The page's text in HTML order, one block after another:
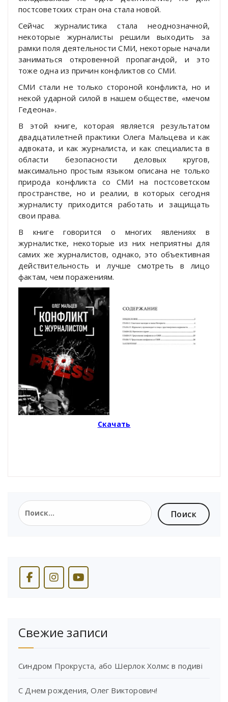
постсоветских стран она стала новой.
Сейчас журналистика стала неоднозначной,
некоторые журналисты решили выходить за
рамки поля деятельности СМИ, некоторые начали
заниматься откровенной пропагандой, и это
тоже одна из причин конфликтов со СМИ.
СМИ стали не только стороной конфликта, но и
некой ударной силой в нашем обществе, «мечом
Гедеона».
В этой книге, которая является результатом
двадцатилетней практики Олега Мальцева и как
адвоката, и как журналиста, и как специалиста в
области безопасности деловых кругов,
максимально простым языком описана не только
природа конфликта со СМИ на постсоветском
пространстве, но и реалии, в которых сегодня
журналисту приходится работать и защищать
свои права.
В книге говорится о многих явлениях в
журналистке, некоторые из них неприятны для
самих же журналистов, однако, это объективная
действительность и лучше смотреть в лицо
фактам, чем поражениям.
Скачать
Найти:
Свежие записи
Синдром Прокруста, або Шерлок Холмс в подиві
С Днем рождения, Олег Викторович!